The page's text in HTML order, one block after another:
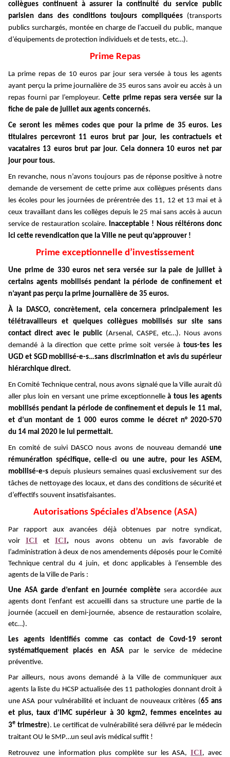
collègues continuent à assurer la continuité du service public
parisien dans des conditions toujours compliquées (transports
publics surchargés, montée en charge de l’accueil du public, manque
d’équipements de protection individuels et de tests, etc…).
Prime Repas
La prime repas de 10 euros par jour sera versée à tous les agents
ayant perçu la prime journalière de 35 euros sans avoir eu accès à un
repas fourni par l’employeur. Cette prime repas sera versée sur la
fiche de paie de juillet aux agents concernés.
Ce seront les mêmes codes que pour la prime de 35 euros. Les
titulaires percevront 11 euros brut par jour, les contractuels et
vacataires 13 euros brut par jour. Cela donnera 10 euros net par
jour pour tous.
En revanche, nous n’avons toujours pas de réponse positive à notre
demande de versement de cette prime aux collègues présents dans
les écoles pour les journées de prérentrée des 11, 12 et 13 mai et à
ceux travaillant dans les collèges depuis le 25 mai sans accès à aucun
service de restauration scolaire. Inacceptable ! Nous réitérons donc
ici cette revendication que la Ville ne peut qu’approuver !
Prime exceptionnelle d’investissement
Une prime de 330 euros net sera versée sur la paie de juillet à
certains agents mobilisés pendant la période de confinement et
n’ayant pas perçu la prime journalière de 35 euros.
À la DASCO, concrètement, cela concernera principalement les
télétravailleurs et quelques collègues mobilisés sur site sans
contact direct avec le public (Arsenal, CASPE, etc…). Nous avons
demandé à la direction que cette prime soit versée àtous-tes les
UGD et SGD mobilisé-e-s…sans discrimination et avis du supérieur
hiérarchique direct.
En Comité Technique central, nous avons signalé que la Ville aurait dû
aller plus loin en versant une prime exceptionnelleà tous les agents
mobilisés pendant la période de confinement et depuis le 11 mai,
et d’un montant de 1 000 euros comme le décret n° 2020-570
du 14 mai 2020 le lui permettait.
En comité de suivi DASCO nous avons de nouveau demandé une
rémunération spécifique, celle-ci ou une autre, pour les ASEM,
mobilisé-e-s depuis plusieurs semaines quasi exclusivement sur des
tâches de nettoyage des locaux, et dans des conditions de sécurité et
d’effectifs souvent insatisfaisantes.
Autorisations Spéciales d’Absence (ASA)
Par rapport aux avancées déjà obtenues par notre syndicat,
voir
ICI et ICI, nous avons obtenu un avis favorable de
l’administration à deux de nos amendements déposés pour le Comité
Technique central du 4 juin, et donc applicables à l’ensemble des
agents de la Ville de Paris :
Une ASA garde d’enfant en journée complète sera accordée aux
agents dont l’enfant est accueilli dans sa structure une partie de la
journée (accueil en demi-journée, absence de restauration scolaire,
etc…).
Les agents identifiés comme cas contact de Covd-19 seront
systématiquement placés en ASA par le service de médecine
préventive.
Par ailleurs, nous avons demandé à la Ville de communiquer aux
agents la liste du HCSP actualisée des 11 pathologies donnant droit à
une ASA pour vulnérabilité et incluant de nouveaux critères (65 ans
et plus, taux d’IMC supérieur à 30 kgm2, femmes enceintes au
3e trimestre). Le certificat de vulnérabilité sera délivré par le médecin
traitant OU le SMP…un seul avis médical suffit !
Retrouvez une information plus complète sur les ASA,ICI, avec